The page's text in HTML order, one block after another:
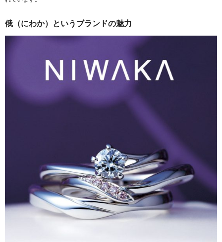
俄（にわか）というブランドの魅力